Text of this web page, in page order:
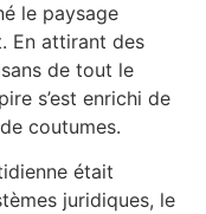
le paysage
En attirant des
de tout le
s’est enrichi de
coutumes.
était
juridiques, le